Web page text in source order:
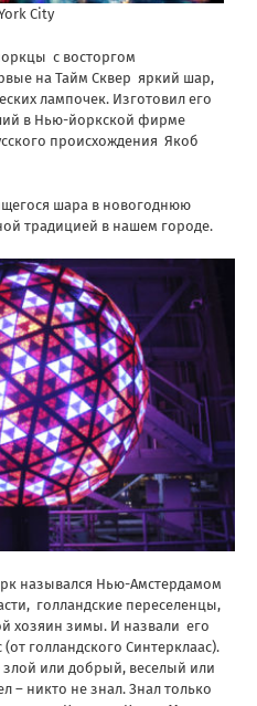
City
с восторгом
на Тайм Сквер яркий шар,
лампочек. Изготовил его
в Нью-йоркской фирме
происхождения Якоб
шара в новогоднюю
традицией в нашем городе.
назывался Нью-Амстердамом
голландские переселенцы,
хозяин зимы. И назвали его
голландского Синтерклаас).
злой или добрый, веселый или
– никто не знал. Знал только